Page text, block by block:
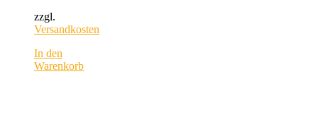
zzgl.
Versandkosten
In den
Warenkorb